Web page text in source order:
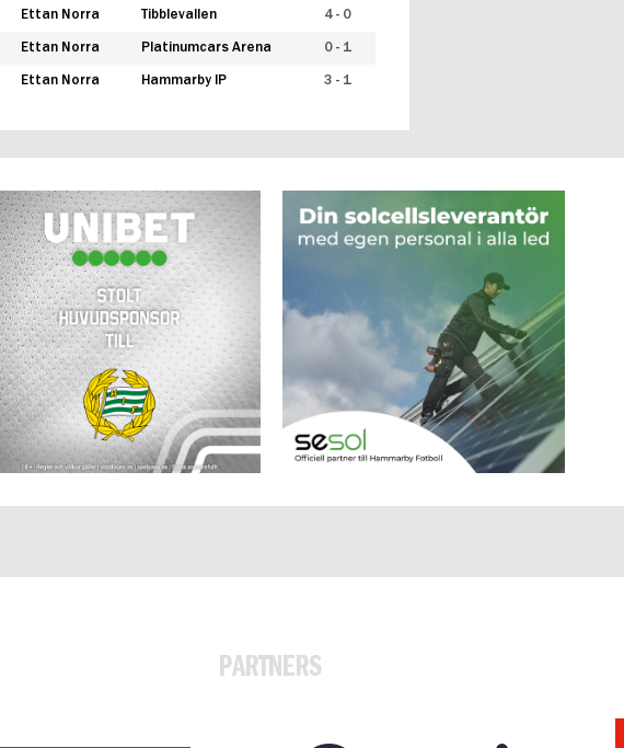
Ettan Norra Tibblevallen 4 - 0
Ettan Norra Platinumcars Arena 0 - 1
Ettan Norra Hammarby IP 3 - 1
PARTNERS